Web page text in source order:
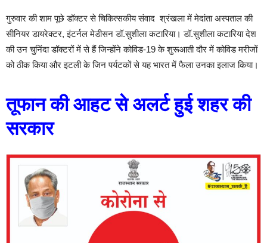
गुरुवार की शाम पूछे डॉक्टर से चिकित्सकीय संवाद श्रंखला में मेदांता अस्पताल की
सीनियर डायरेक्टर, इंटर्नल मेडीसन डॉ.सुशीला कटारिया। डॉ.सुशीला कटारिया देश
की उन चुनिंदा डॉक्टरों में से हैं जिन्होंने कोविड-19 के शुरूआती दौर में कोविड मरीजों
को ठीक किया और इटली के जिन पर्यटकों से यह भारत में फैला उनका इलाज किया।
तूफान की आहट से अलर्ट हुई शहर की
सरकार